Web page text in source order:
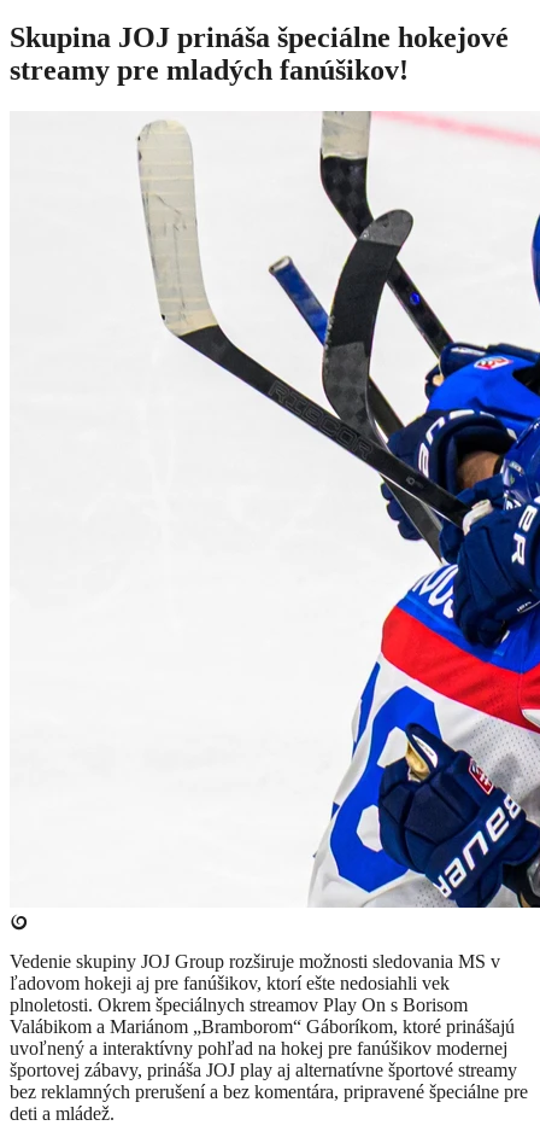
Skupina JOJ prináša špeciálne hokejové
streamy pre mladých fanúšikov!
Vedenie skupiny JOJ Group rozširuje možnosti sledovania MS v
ľadovom hokeji aj pre fanúšikov, ktorí ešte nedosiahli vek
plnoletosti. Okrem špeciálnych streamov Play On s Borisom
Valábikom a Mariánom „Bramborom“ Gáboríkom, ktoré prinášajú
uvoľnený a interaktívny pohľad na hokej pre fanúšikov modernej
športovej zábavy, prináša JOJ play aj alternatívne športové streamy
bez reklamných prerušení a bez komentára, pripravené špeciálne pre
deti a mládež.